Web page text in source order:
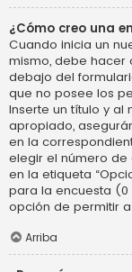
¿Cómo creo una
Cuando inicia un
mismo, debe hacer
debajo del
que no posee los
Inserte un título y
apropiado,
en la
elegir el número
en la etiqueta
para la encuesta
opción de permitir
Arriba